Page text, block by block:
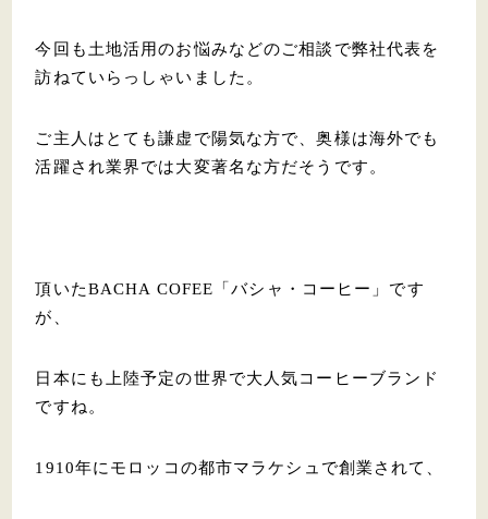
今回も土地活用のお悩みなどのご相談で弊社代表を
訪ねていらっしゃいました。
ご主人はとても謙虚で陽気な方で、奥様は海外でも
活躍され業界では大変著名な方だそうです。
頂いたBACHA COFEE「バシャ・コーヒー」です
が、
日本にも上陸予定の世界で大人気コーヒーブランド
ですね。
1910年にモロッコの都市マラケシュで創業されて、